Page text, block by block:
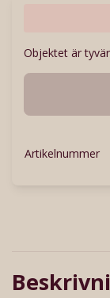
Objektet är
Artikelnummer